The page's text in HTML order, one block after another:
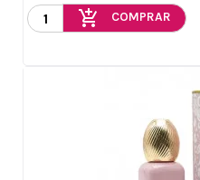
add_shopping_cart COMPRAR